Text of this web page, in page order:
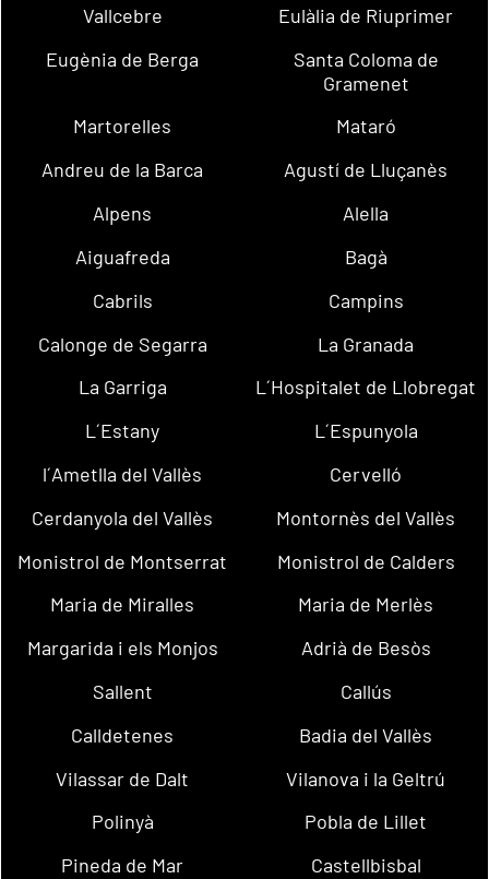
Vallcebre
Eulàlia de Riuprimer
Eugènia de Berga
Santa Coloma de
Gramenet
Martorelles
Mataró
Andreu de la Barca
Agustí de Lluçanès
Alpens
Alella
Aiguafreda
Bagà
Cabrils
Campins
Calonge de Segarra
La Granada
La Garriga
L´Hospitalet de Llobregat
L´Estany
L´Espunyola
l´Ametlla del Vallès
Cervelló
Cerdanyola del Vallès
Montornès del Vallès
Monistrol de Montserrat
Monistrol de Calders
Maria de Miralles
Maria de Merlès
Margarida i els Monjos
Adrià de Besòs
Sallent
Callús
Calldetenes
Badia del Vallès
Vilassar de Dalt
Vilanova i la Geltrú
Polinyà
Pobla de Lillet
Pineda de Mar
Castellbisbal